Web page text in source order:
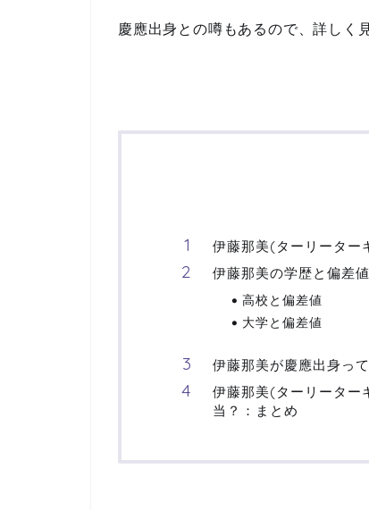
慶應出身との噂もあるので、詳しく
伊藤那美(ターリーター
伊藤那美の学歴と偏差
高校と偏差値
大学と偏差値
伊藤那美が慶應出身っ
伊藤那美(ターリーター
当？：まとめ